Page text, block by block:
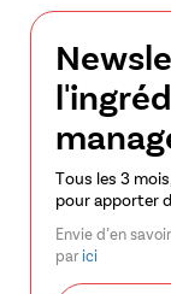
Tous les 3
pour apporter
Envie d’en
parici